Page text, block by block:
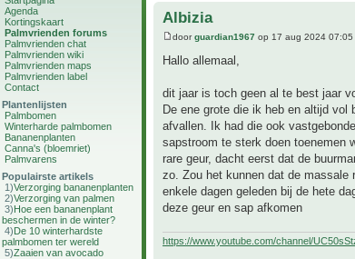
Agenda
Kortingskaart
Palmvrienden forums
Palmvrienden chat
Palmvrienden wiki
Palmvrienden maps
Palmvrienden label
Contact
Plantenlijsten
Palmbomen
Winterharde palmbomen
Bananenplanten
Canna's (bloemriet)
Palmvarens
Populairste artikels
1)Verzorging bananenplanten
2)Verzorging van palmen
3)Hoe een bananenplant
beschermen in de winter?
4)De 10 winterhardste
palmbomen ter wereld
5)Zaaien van avocado
Albizia
doorguardian1967 op 17 aug 2024 07:05
Hallo allemaal,
dit jaar is toch geen al te best jaar
De ene grote die ik heb en altijd
afvallen. Ik had die ook
sapstroom te sterk doen toenemen
rare geur, dacht eerst dat de
zo. Zou het kunnen dat de massale
enkele dagen geleden bij de hete
deze geur en sap afkomen
https://www.youtube.com/channel/